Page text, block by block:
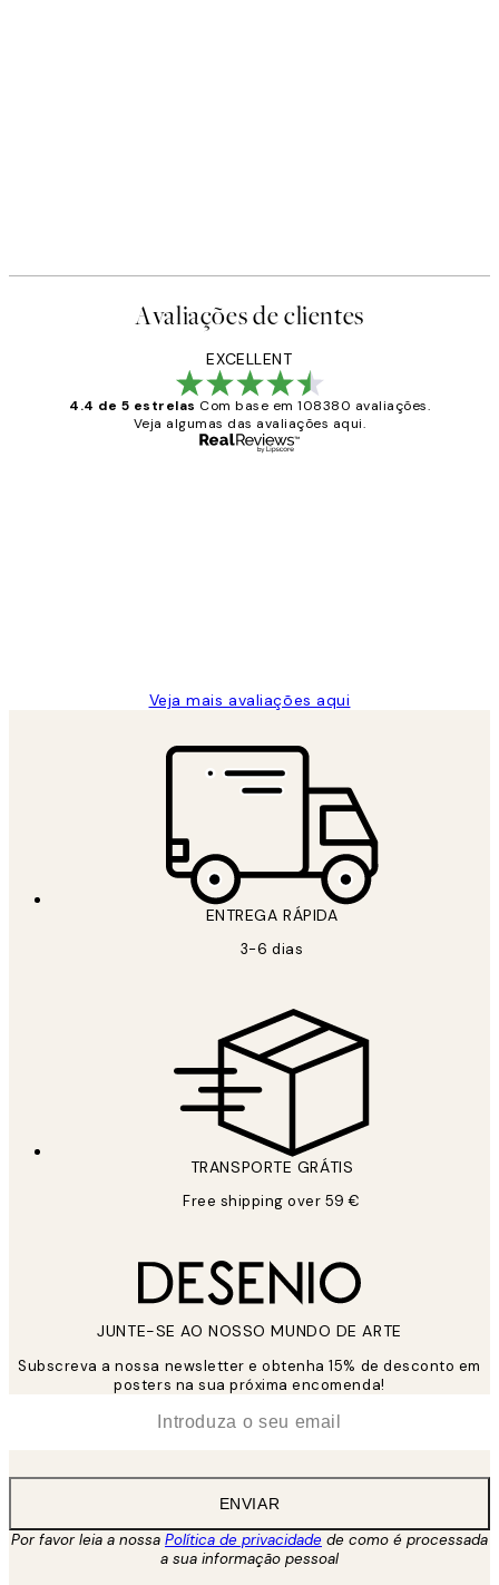
Avaliações de clientes
EXCELLENT
4.4 de 5 estrelas Com base em 108380 avaliações.
Veja algumas das avaliações aqui.
Veja mais avaliações aqui
ENTREGA RÁPIDA
3-6 dias
TRANSPORTE GRÁTIS
Free shipping over 59 €
JUNTE-SE AO NOSSO MUNDO DE ARTE
Subscreva a nossa newsletter e obtenha 15% de desconto em
posters na sua próxima encomenda!
ENVIAR
Por favor leia a nossa Política de privacidade de como é processada
a sua informação pessoal